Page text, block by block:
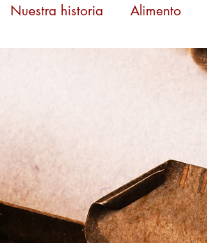
Nuestra historia Alimento